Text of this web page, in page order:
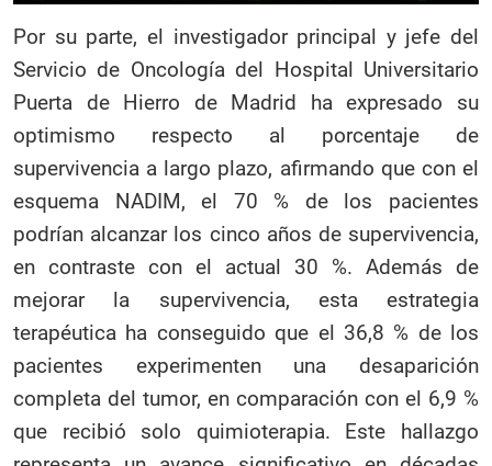
Por su parte, el investigador principal y jefe del
Servicio de Oncología del Hospital Universitario
Puerta de Hierro de Madrid ha expresado su
optimismo respecto al porcentaje de
supervivencia a largo plazo, afirmando que con el
esquema NADIM, el 70 % de los pacientes
podrían alcanzar los cinco años de supervivencia,
en contraste con el actual 30 %. Además de
mejorar la supervivencia, esta estrategia
terapéutica ha conseguido que el 36,8 % de los
pacientes experimenten una desaparición
completa del tumor, en comparación con el 6,9 %
que recibió solo quimioterapia. Este hallazgo